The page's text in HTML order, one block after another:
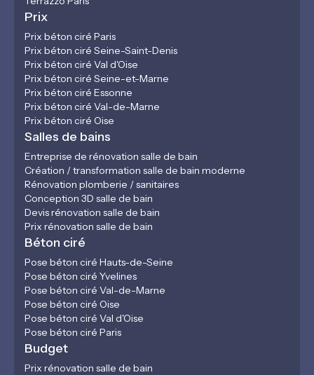
Prix
Prix béton ciré Paris
Prix béton ciré Seine-Saint-Denis
Prix béton ciré Val d'Oise
Prix béton ciré Seine-et-Marne
Prix béton ciré Essonne
Prix béton ciré Val-de-Marne
Prix béton ciré Oise
Salles de bains
Entreprise de rénovation salle de bain
Création / transformation salle de bain moderne
Rénovation plomberie / sanitaires
Conception 3D salle de bain
Devis rénovation salle de bain
Prix rénovation salle de bain
Béton ciré
Pose béton ciré Hauts-de-Seine
Pose béton ciré Yvelines
Pose béton ciré Val-de-Marne
Pose béton ciré Oise
Pose béton ciré Val d'Oise
Pose béton ciré Paris
Budget
Prix rénovation salle de bain